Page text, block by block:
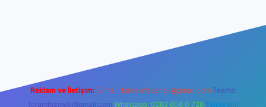
Reklam ve İletişim: E-mail: backlinkpaneli@gmail.com Teams:
forumhizmeti@gmail.com Whatsapp: 0262 606 0 726 Telegram: